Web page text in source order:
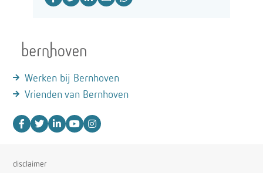
Werken bij Bernhoven
Vrienden van Bernhoven
disclaimer